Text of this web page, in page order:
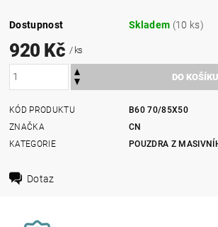
Dostupnost Skladem (10 ks)
920 Kč / ks
KÓD PRODUKTU
B60 70/85X50
ZNAČKA
CN
KATEGORIE
POUZDRA Z
Dotaz